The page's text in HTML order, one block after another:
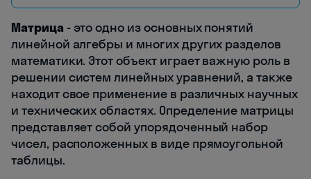
Матрица - это одно из основных понятий
линейной алгебры и многих других разделов
математики. Этот объект играет важную роль в
решении систем линейных уравнений, а также
находит свое применение в различных научных
и технических областях. Определение матрицы
представляет собой упорядоченный набор
чисел, расположенных в виде прямоугольной
таблицы.